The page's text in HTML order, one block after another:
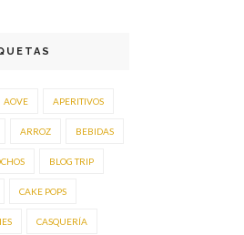
AOVE APERITIVOS
ARROZ BEBIDAS
BLOG TRIP
CAKE POPS
CASQUERÍA